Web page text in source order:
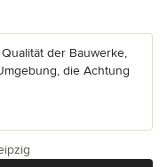
der Bauwerke,
die Achtung